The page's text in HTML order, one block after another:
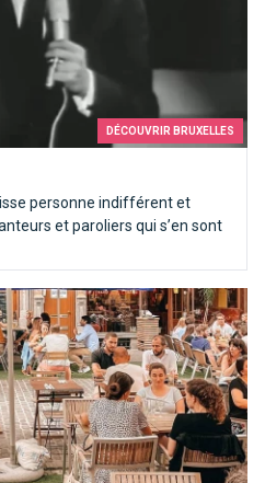
DÉCOUVRIR BRUXELLES
personne indifférent et
et paroliers qui s’en sont
terrasses à Bruxelles!